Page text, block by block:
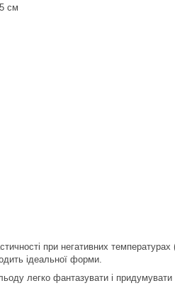
см
при негативних
ідеальної форми.
легко фантазувати і